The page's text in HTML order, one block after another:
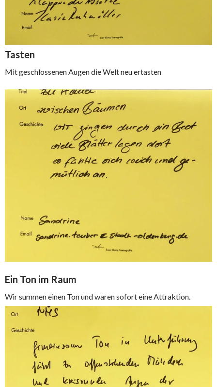
Tasten
Mit geschlossenen Augen die Welt neu ertasten
Ein Ton im Raum
Wir summen einen Ton und waren sofort eine Attraktion.